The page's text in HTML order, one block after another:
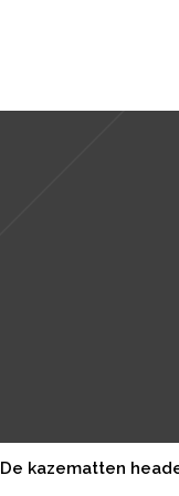
De kazematten